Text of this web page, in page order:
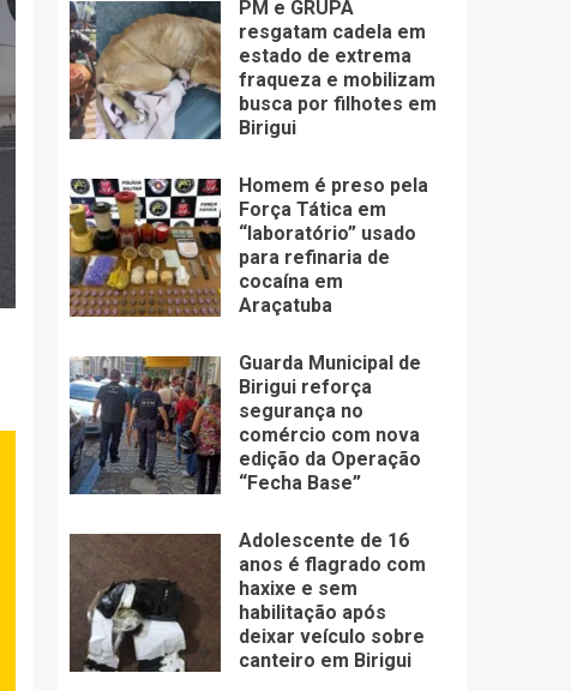
PM e GRUPA
resgatam cadela em
estado de extrema
fraqueza e mobilizam
busca por filhotes em
Birigui
Homem é preso pela
Força Tática em
“laboratório” usado
para refinaria de
cocaína em
Araçatuba
Guarda Municipal de
Birigui reforça
segurança no
comércio com nova
edição da Operação
“Fecha Base”
Adolescente de 16
anos é flagrado com
haxixe e sem
habilitação após
deixar veículo sobre
canteiro em Birigui